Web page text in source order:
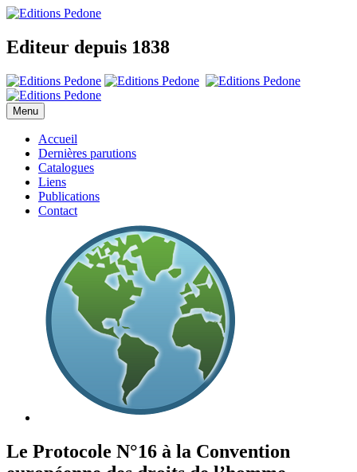
Editeur depuis 1838
Menu
Accueil
Dernières parutions
Catalogues
Liens
Publications
Contact
Le Protocole N°16 à la Convention